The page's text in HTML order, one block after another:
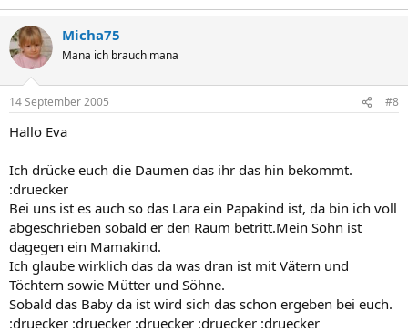
Micha75
Mana ich brauch mana
14 September 2005 #8
Hallo Eva
Ich drücke euch die Daumen das ihr das hin bekommt.
:druecker
Bei uns ist es auch so das Lara ein Papakind ist, da bin ich voll
abgeschrieben sobald er den Raum betritt.Mein Sohn ist
dagegen ein Mamakind.
Ich glaube wirklich das da was dran ist mit Vätern und
Töchtern sowie Mütter und Söhne.
Sobald das Baby da ist wird sich das schon ergeben bei euch.
:druecker :druecker :druecker :druecker :druecker